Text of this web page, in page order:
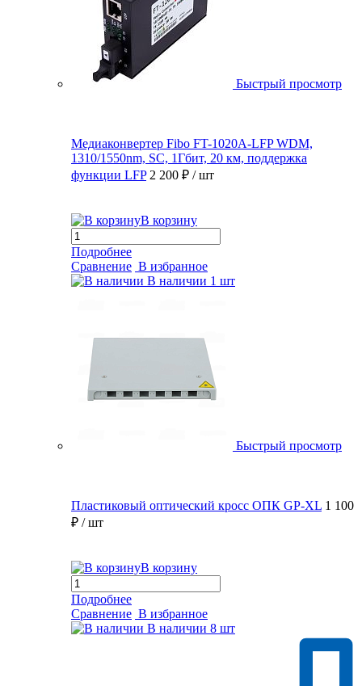
Быстрый просмотр
Медиаконвертер Fibo FT-1020A-LFP WDM,
1310/1550nm, SC, 1Гбит, 20 км, поддержка
функции LFP 2 200 ₽ / шт
В корзину
Подробнее
Сравнение В избранное
В наличии 1 шт
Быстрый просмотр
Пластиковый оптический кросс ОПК GP-XL 1 100
₽ / шт
В корзину
Подробнее
Сравнение В избранное
В наличии 8 шт